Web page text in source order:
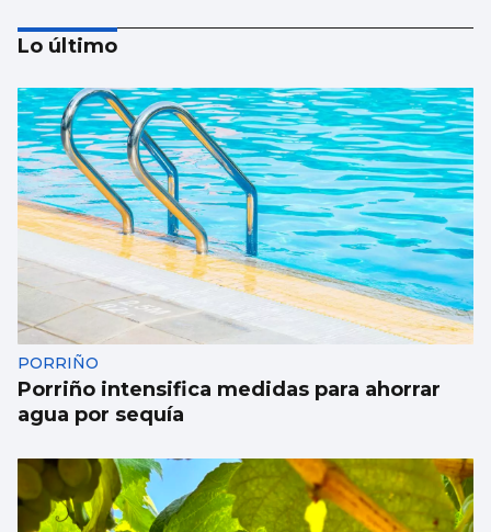
FÁBRICA
La planta de chips fotónicos Sparc moviliza
110 millones
Lo último
PORRIÑO
Porriño intensifica medidas para ahorrar
agua por sequía